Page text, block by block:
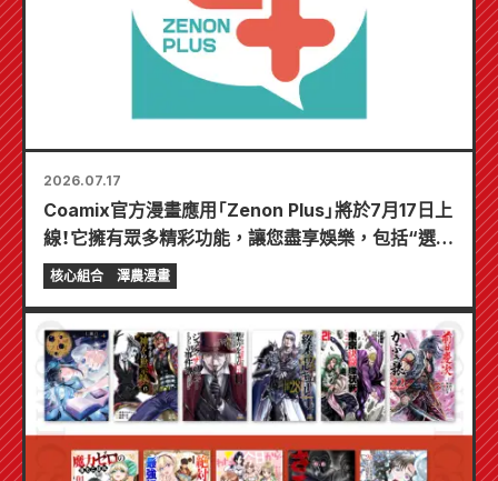
2026.07.17
Coamix官方漫畫應用「Zenon Plus」將於7月17日上
線！它擁有眾多精彩功能，讓您盡享娛樂，包括“選擇
您的第一個免費章節”和“每日更新”！
核心組合 澤農漫畫